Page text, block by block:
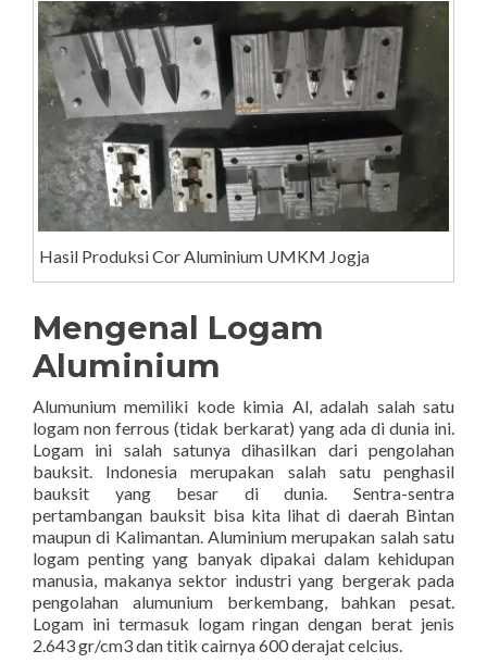
Hasil Produksi Cor Aluminium UMKM Jogja
Mengenal Logam
Aluminium
Alumunium memiliki kode kimia Al, adalah salah satu
logam non ferrous (tidak berkarat) yang ada di dunia ini.
Logam ini salah satunya dihasilkan dari pengolahan
bauksit. Indonesia merupakan salah satu penghasil
bauksit yang besar di dunia. Sentra-sentra
pertambangan bauksit bisa kita lihat di daerah Bintan
maupun di Kalimantan. Aluminium merupakan salah satu
logam penting yang banyak dipakai dalam kehidupan
manusia, makanya sektor industri yang bergerak pada
pengolahan alumunium berkembang, bahkan pesat.
Logam ini termasuk logam ringan dengan berat jenis
2.643 gr/cm3 dan titik cairnya 600 derajat celcius.